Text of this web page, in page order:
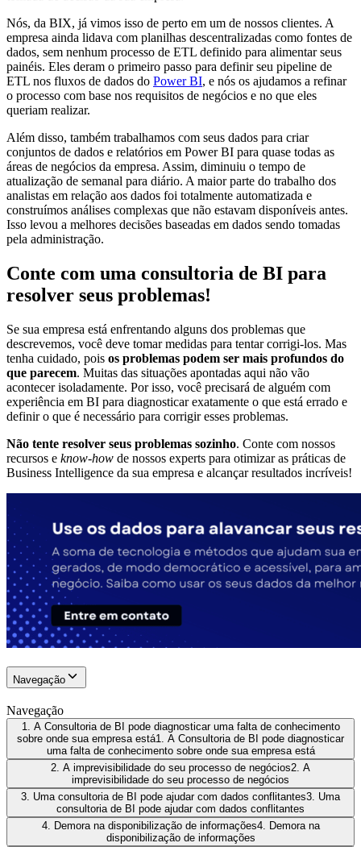
Nós, da BIX, já vimos isso de perto em um de nossos clientes. A
empresa ainda lidava com planilhas descentralizadas como fontes de
dados, sem nenhum processo de ETL definido para alimentar seus
painéis. Eles deram o primeiro passo para definir seu pipeline de
ETL nos fluxos de dados do Power BI, e nós os ajudamos a refinar
o processo com base nos requisitos de negócios e no que eles
queriam realizar.
Além disso, também trabalhamos com seus dados para criar
conjuntos de dados e relatórios em Power BI para quase todas as
áreas de negócios da empresa. Assim, diminuiu o tempo de
atualização de semanal para diário. A maior parte do trabalho dos
analistas em relação aos dados foi totalmente automatizada e
construímos análises complexas que não estavam disponíveis antes.
Isso levou a melhores decisões baseadas em dados sendo tomadas
pela administração.
Conte com uma consultoria de BI para
resolver seus problemas!
Se sua empresa está enfrentando alguns dos problemas que
descrevemos, você deve tomar medidas para tentar corrigi-los. Mas
tenha cuidado, pois os problemas podem ser mais profundos do
que parecem. Muitas das situações apontadas aqui não vão
acontecer isoladamente. Por isso, você precisará de alguém com
experiência em BI para diagnosticar exatamente o que está errado e
definir o que é necessário para corrigir esses problemas.
Não tente resolver seus problemas sozinho. Conte com nossos
recursos e know-how de nossos experts para otimizar as práticas de
Business Intelligence da sua empresa e alcançar resultados incríveis!
Navegação
Navegação
1. A Consultoria de BI pode diagnosticar uma falta de conhecimento
sobre onde sua empresa está1. A Consultoria de BI pode diagnosticar
uma falta de conhecimento sobre onde sua empresa está
2. A imprevisibilidade do seu processo de negócios2. A
imprevisibilidade do seu processo de negócios
3. Uma consultoria de BI pode ajudar com dados conflitantes3. Uma
consultoria de BI pode ajudar com dados conflitantes
4. Demora na disponibilização de informações4. Demora na
disponibilização de informações